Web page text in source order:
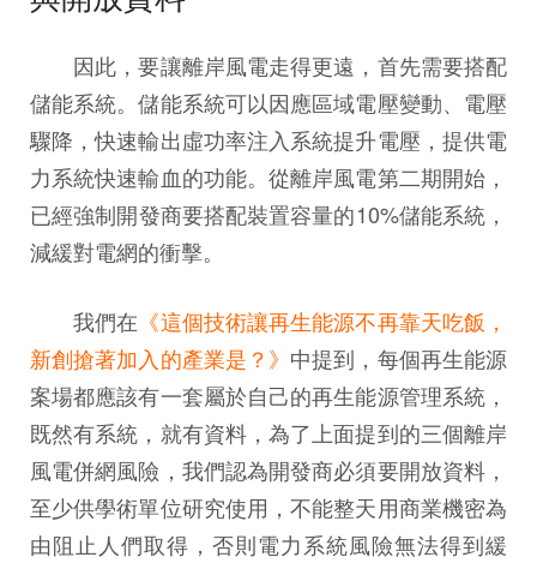
因此，要讓離岸風電走得更遠，首先需要搭配
儲能系統。儲能系統可以因應區域電壓變動、電壓
驟降，快速輸出虛功率注入系統提升電壓，提供電
力系統快速輸血的功能。從離岸風電第二期開始，
已經強制開發商要搭配裝置容量的10%儲能系統，
減緩對電網的衝擊。
我們在 《這個技術讓再生能源不再靠天吃飯，
新創搶著加入的產業是？ 》 中提到，每個再生能源
案場都應該有一套屬於自己的再生能源管理系統，
既然有系統，就有資料，為了上面提到的三個離岸
風電併網風險，我們認為開發商必須要開放資料，
至少供學術單位研究使用，不能整天用商業機密為
由阻止人們取得，否則電力系統風險無法得到緩